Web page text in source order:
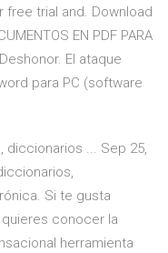
trial and. Download
EN PDF PARA
El ataque
para PC (software
diccionarios ... Sep 25,
Si te gusta
conocer la
herramienta